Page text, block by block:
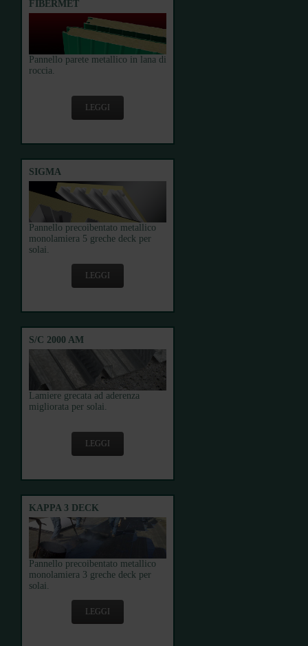
FIBERMET
Pannello parete metallico in lana di
roccia.
LEGGI
SIGMA
Pannello precoibentato metallico
monolamiera 5 greche deck per
solai.
LEGGI
S/C 2000 AM
Lamiere grecata ad aderenza
migliorata per solai.
LEGGI
KAPPA 3 DECK
Pannello precoibentato metallico
monolamiera 3 greche deck per
solai.
LEGGI